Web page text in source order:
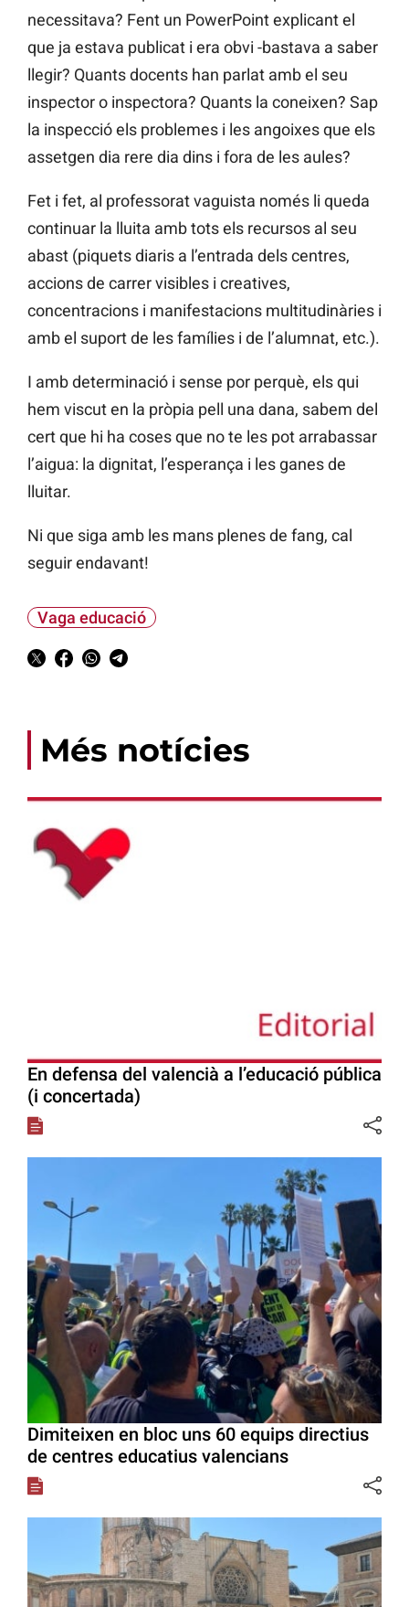
necessitava? Fent un PowerPoint explicant el
que ja estava publicat i era obvi -bastava a saber
llegir? Quants docents han parlat amb el seu
inspector o inspectora? Quants la coneixen? Sap
la inspecció els problemes i les angoixes que els
assetgen dia rere dia dins i fora de les aules?
Fet i fet, al professorat vaguista només li queda
continuar la lluita amb tots els recursos al seu
abast (piquets diaris a l’entrada dels centres,
accions de carrer visibles i creatives,
concentracions i manifestacions multitudinàries i
amb el suport de les famílies i de l’alumnat, etc.).
I amb determinació i sense por perquè, els qui
hem viscut en la pròpia pell una dana, sabem del
cert que hi ha coses que no te les pot arrabassar
l’aigua: la dignitat, l’esperança i les ganes de
lluitar.
Ni que siga amb les mans plenes de fang, cal
seguir endavant!
Vaga educació
Més notícies
En defensa del valencià a l’educació pública
(i concertada)
Dimiteixen en bloc uns 60 equips directius
de centres educatius valencians